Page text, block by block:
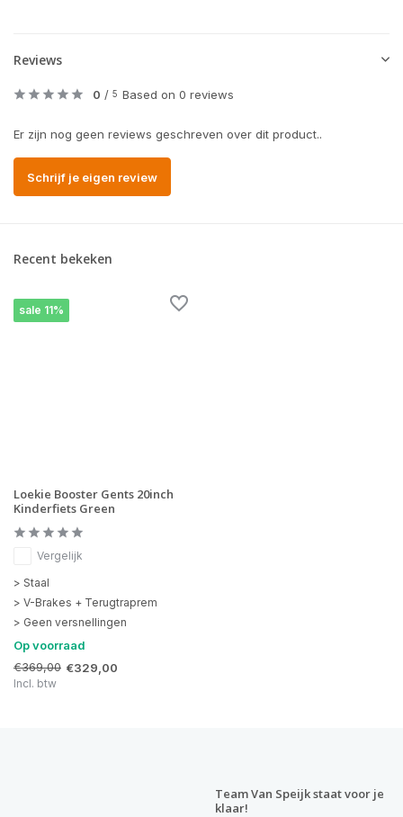
Reviews
0 / 5 Based on 0 reviews
Er zijn nog geen reviews geschreven over dit product..
Schrijf je eigen review
Recent bekeken
sale 11%
Loekie Booster Gents 20inch
Kinderfiets Green
Vergelijk
> Staal
> V-Brakes + Terugtraprem
> Geen versnellingen
Op voorraad
€369,00 €329,00
Incl. btw
Team Van Speijk staat voor je
klaar!